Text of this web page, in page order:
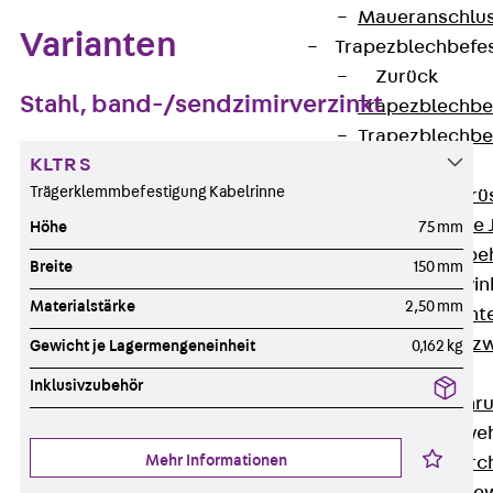
Zurück
Gerüstschuhe
Gerüstschuhe
Zurück
Bewehrung
Zurück
Zurück
Varianten
Stahl, band-/sendzimirverzinkt
KLTR S
Trägerklemmbefestigung Kabelrinne
Höhe 75 mm
Breite 150 mm
Materialstärke 2,50 mm
Gewicht je Lagermengeneinheit 0,162 kg
Inklusivzubehör
Mehr Informationen